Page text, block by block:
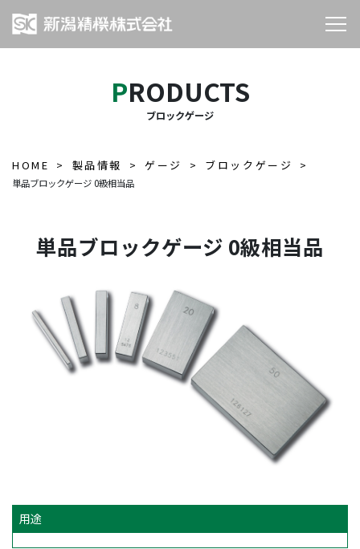
PRODUCTS
ブロックゲージ
HOME 製品情報 ゲージ ブロックゲージ
単品ブロックゲージ 0級相当品
単品ブロックゲージ 0級相当品
用途